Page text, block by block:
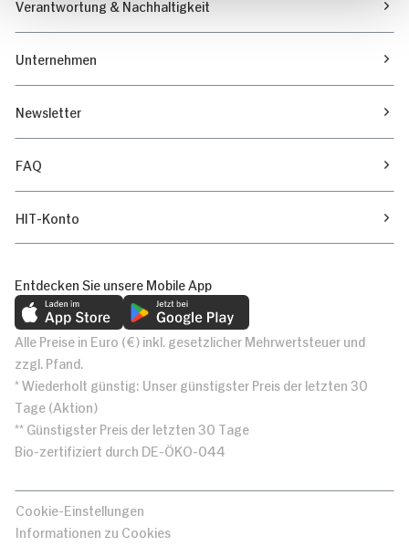
Verantwortung & Nachhaltigkeit
Unternehmen
Newsletter
FAQ
HIT-Konto
Entdecken Sie unsere Mobile App
Alle Preise in Euro (€) inkl. gesetzlicher Mehrwertsteuer und
zzgl. Pfand.
* Wiederholt günstig: Unser günstigster Preis der letzten 30
Tage (Aktion)
** Günstigster Preis der letzten 30 Tage
Bio-zertifiziert durch DE-ÖKO-044
Cookie-Einstellungen
Informationen zu Cookies